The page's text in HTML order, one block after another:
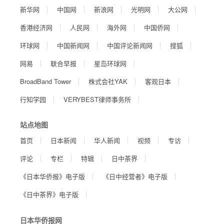
新华网 中国网 新浪网 光明网
大公网
香港经济网
人民网 海外网
中国侨网
环球网
中国新闻网 中国评论新闻网
搜狐
网易
联合早报
星岛环球网
BroadBand Tower
株式会社YAK
客观日本
行知学园
VERYBEST律师事务所
站点地图
首页 日本新闻 华人新闻 视频
专访
评论
专栏 特辑
日中茶界
《日本华侨报》电子版
《日中经营者》电子版
《日中茶界》电子版
日本华侨报网